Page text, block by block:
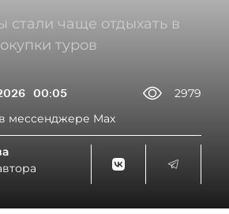
стали чаще отдыхать в
туров
00:05
2979
мессенджере Max